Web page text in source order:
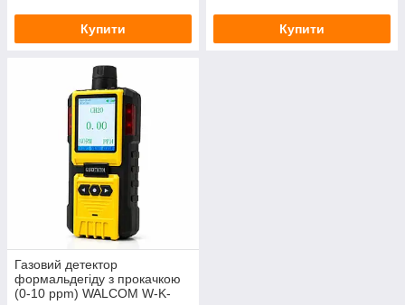
Купити Купити
Газовий детектор
формальдегіду з прокачкою
(0-10 ppm) WALCOM W-K-